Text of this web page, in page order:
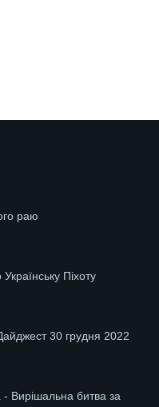
раю
Піхоту
30 грудня 2022
- Вирішальна битва за